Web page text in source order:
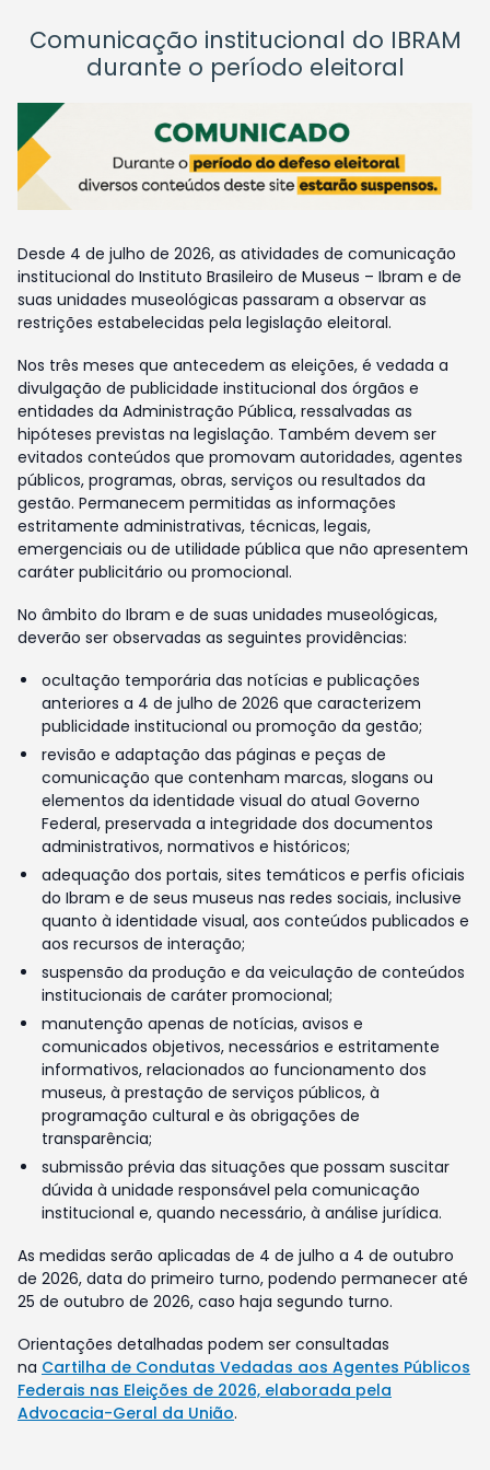
Comunicação institucional do IBRAM
durante o período eleitoral
Desde 4 de julho de 2026, as atividades de comunicação
institucional do Instituto Brasileiro de Museus – Ibram e de
suas unidades museológicas passaram a observar as
restrições estabelecidas pela legislação eleitoral.
Nos três meses que antecedem as eleições, é vedada a
divulgação de publicidade institucional dos órgãos e
entidades da Administração Pública, ressalvadas as
hipóteses previstas na legislação. Também devem ser
evitados conteúdos que promovam autoridades, agentes
públicos, programas, obras, serviços ou resultados da
gestão. Permanecem permitidas as informações
estritamente administrativas, técnicas, legais,
emergenciais ou de utilidade pública que não apresentem
caráter publicitário ou promocional.
No âmbito do Ibram e de suas unidades museológicas,
deverão ser observadas as seguintes providências:
ocultação temporária das notícias e publicações
anteriores a 4 de julho de 2026 que caracterizem
publicidade institucional ou promoção da gestão;
revisão e adaptação das páginas e peças de
comunicação que contenham marcas, slogans ou
elementos da identidade visual do atual Governo
Federal, preservada a integridade dos documentos
administrativos, normativos e históricos;
adequação dos portais, sites temáticos e perfis oficiais
do Ibram e de seus museus nas redes sociais, inclusive
quanto à identidade visual, aos conteúdos publicados e
aos recursos de interação;
suspensão da produção e da veiculação de conteúdos
institucionais de caráter promocional;
manutenção apenas de notícias, avisos e
comunicados objetivos, necessários e estritamente
informativos, relacionados ao funcionamento dos
museus, à prestação de serviços públicos, à
programação cultural e às obrigações de
transparência;
submissão prévia das situações que possam suscitar
dúvida à unidade responsável pela comunicação
institucional e, quando necessário, à análise jurídica.
As medidas serão aplicadas de 4 de julho a 4 de outubro
de 2026, data do primeiro turno, podendo permanecer até
25 de outubro de 2026, caso haja segundo turno.
Orientações detalhadas podem ser consultadas
na Cartilha de Condutas Vedadas aos Agentes Públicos
Federais nas Eleições de 2026, elaborada pela
Advocacia-Geral da União.